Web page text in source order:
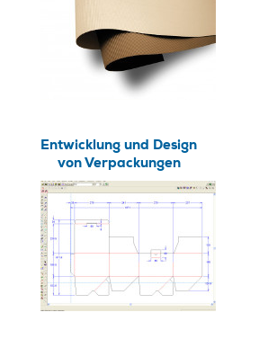
Entwicklung und Design
von Verpackungen